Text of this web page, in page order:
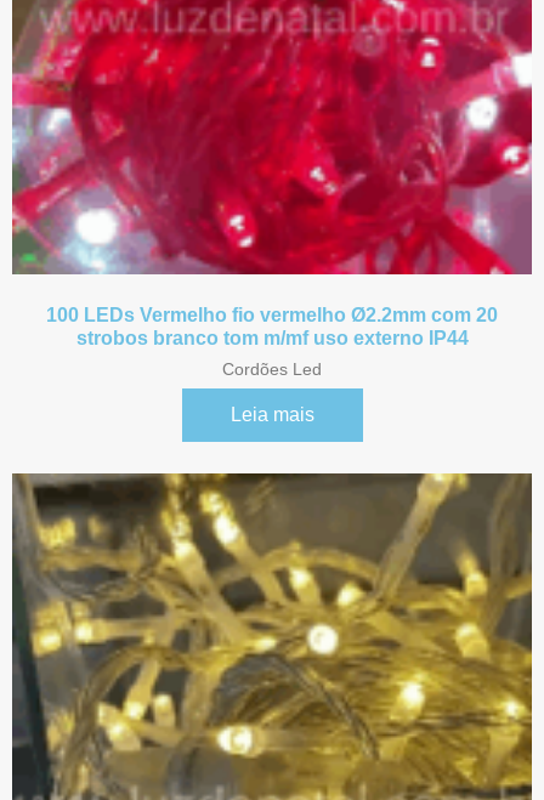
100 LEDs Vermelho fio vermelho Ø2.2mm com 20
strobos branco tom m/mf uso externo IP44
Cordões Led
Leia mais